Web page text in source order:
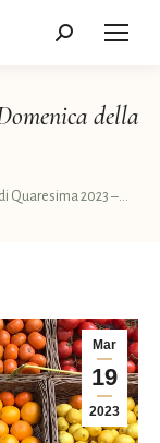
Cerca:
della
Quaresima 2023 –…
Mar
19
2023